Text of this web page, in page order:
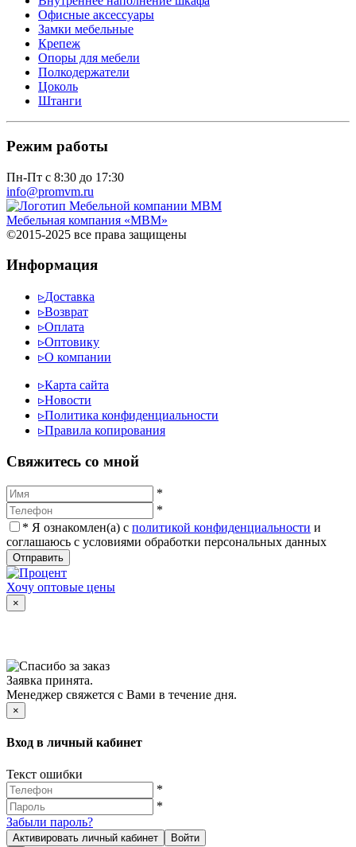
Офисные аксессуары
Замки мебельные
Крепеж
Опоры для мебели
Полкодержатели
Цоколь
Штанги
Режим работы
Пн-Пт с 8:30 до 17:30
info@promvm.ru
Мебельная компания «МВМ»
©2015-2025 все права защищены
Информация
▹Доставка
▹Возврат
▹Оплата
▹Оптовику
▹О компании
▹Карта сайта
▹Новости
▹Политика конфиденциальности
▹Правила копирования
Cвяжитесь со мной
*
*
* Я ознакомлен(а) с политикой конфиденциальности и
соглашаюсь с условиями обработки персональных данных
Отправить
Хочу оптовые цены
×
Заявка принята.
Менеджер свяжется с Вами в течение дня.
×
Вход в личный кабинет
Текст ошибки
*
*
Забыли пароль?
Активировать личный кабинет
Войти